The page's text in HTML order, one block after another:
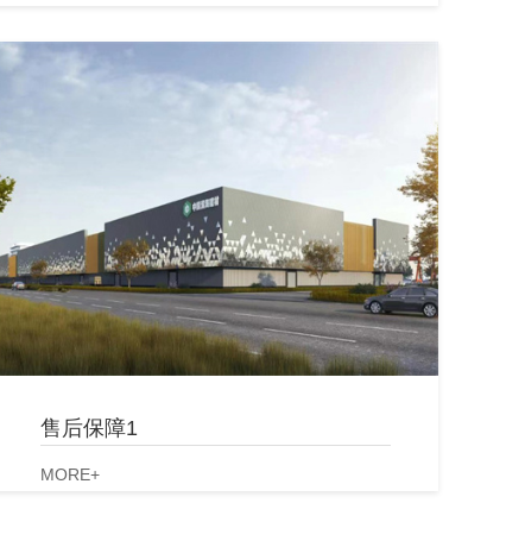
售后保障1
MORE+